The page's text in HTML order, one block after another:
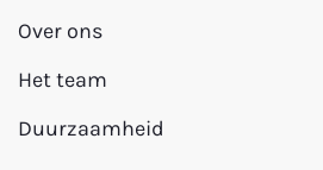
Over ons
Het team
Duurzaamheid